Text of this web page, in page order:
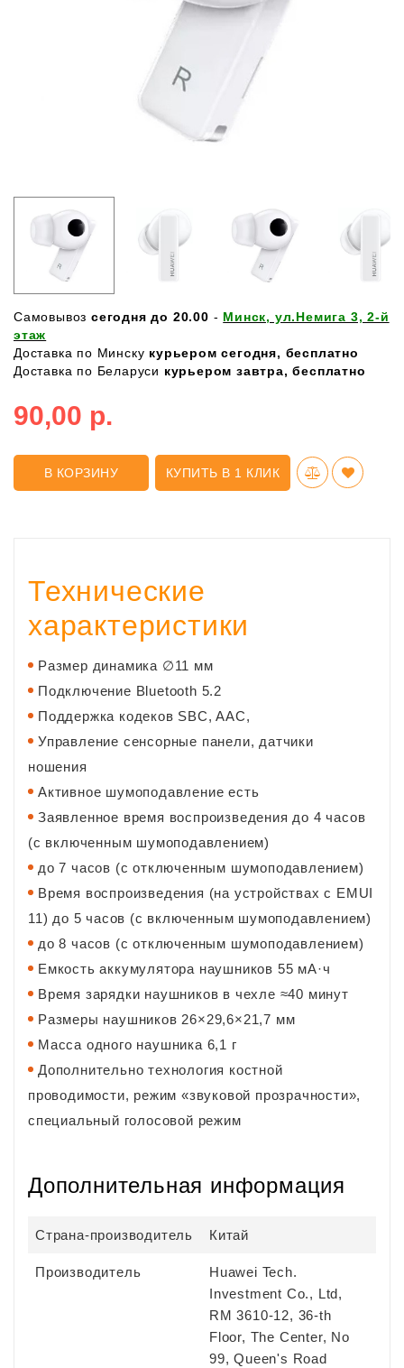
Самовывоз сегодня до 20.00 - Минск, ул.Немига 3, 2-й
этаж
Доставка по Минску курьером сегодня, бесплатно
Доставка по Беларуси курьером завтра, бесплатно
90,00 р.
В КОРЗИНУ КУПИТЬ В 1 КЛИК
Технические
характеристики
Размер динамика ∅11 мм
Подключение Bluetooth 5.2
Поддержка кодеков SBC, AAC,
Управление сенсорные панели, датчики
ношения
Активное шумоподавление есть
Заявленное время воспроизведения до 4 часов
(с включенным шумоподавлением)
до 7 часов (с отключенным шумоподавлением)
Время воспроизведения (на устройствах с EMUI
11) до 5 часов (с включенным шумоподавлением)
до 8 часов (с отключенным шумоподавлением)
Емкость аккумулятора наушников 55 мА·ч
Время зарядки наушников в чехле ≈40 минут
Размеры наушников 26×29,6×21,7 мм
Масса одного наушника 6,1 г
Дополнительно технология костной
проводимости, режим «звуковой прозрачности»,
специальный голосовой режим
Дополнительная информация
Страна-производитель Китай
Производитель
Huawei Tech.
Investment Co., Ltd,
RM 3610-12, 36-th
Floor, The Center, No
99, Queen's Road